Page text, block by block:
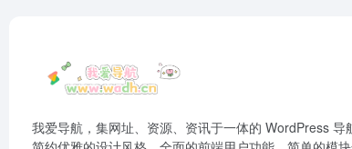
我爱导航，集网址、资源、资讯于一体的 WordPress 导